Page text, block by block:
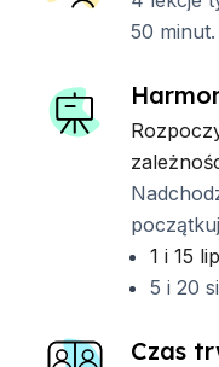
50 minut.
1 i 15
5 i 20
Czas